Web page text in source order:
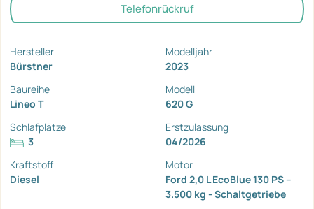
Telefonrückruf
Hersteller
Bürstner
Modelljahr
2023
Baureihe
Lineo T
Modell
620 G
Schlafplätze
3
Erstzulassung
04/2026
Kraftstoff
Diesel
Motor
Ford 2,0 L EcoBlue 130 PS –
3.500 kg - Schaltgetriebe